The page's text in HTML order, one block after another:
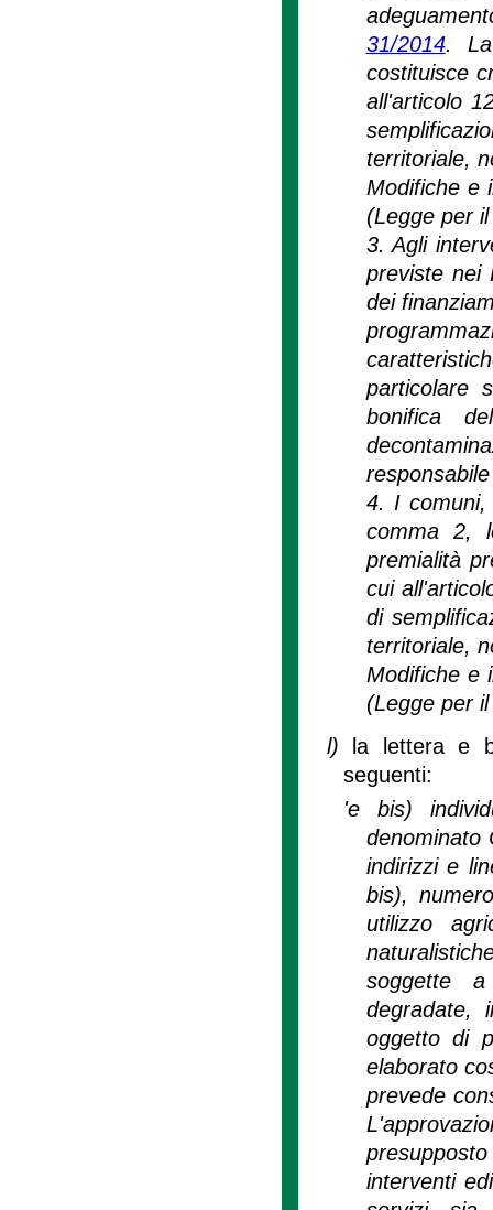
31/2014. La
costituisce
all'articolo
territoriale,
Modifiche e
(Legge per
3. Agli
previste nei
dei
particolare
bonifica
4. I comuni,
comma 2,
premialità
cui
di
territoriale,
Modifiche e
(Legge per
l)
la lettera e
seguenti:
'e bis)
denominato
indirizzi e
bis),
utilizzo
soggette
degradate,
oggetto di
elaborato
prevede
interventi